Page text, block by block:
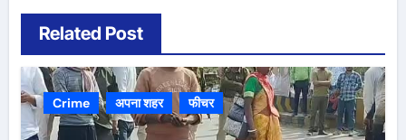
Related Post
Crime अपना शहर फीचर